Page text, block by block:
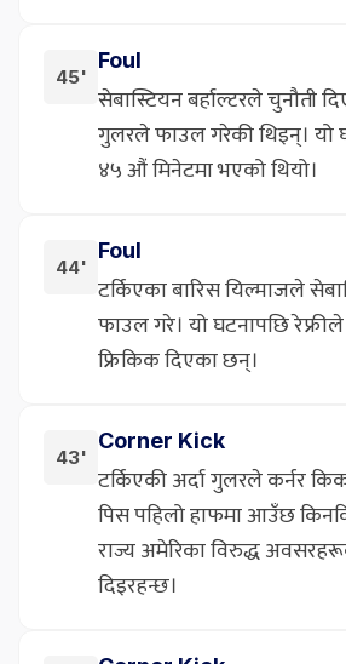
45'
Foul
सेबास्टियन बर्हाल्टरले चुनौती
गुलरले फाउल गरेकी थिइन्। यो
४५ औं मिनेटमा भएको थियो।
44'
Foul
टर्किएका बारिस यिल्माजले
फाउल गरे। यो घटनापछि
फ्रिकिक दिएका छन्।
43'
Corner Kick
टर्किएकी अर्दा गुलरले कर्नर
पिस पहिलो हाफमा आउँछ
राज्य अमेरिका विरुद्ध
दिइरहन्छ।